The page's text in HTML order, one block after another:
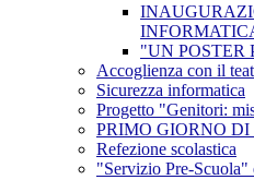
"UN POSTER
Accoglienza con il
Sicurezza informatica
Progetto "Genitori:
PRIMO GIORNO
Refezione scolastica
"Servizio Pre-Scuola"